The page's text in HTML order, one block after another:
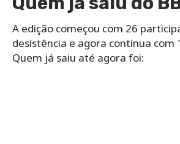
A edição começou com 26
desistência e agora continua com
Quem já saiu até agora foi: